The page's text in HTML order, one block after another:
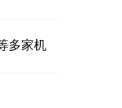
多家机